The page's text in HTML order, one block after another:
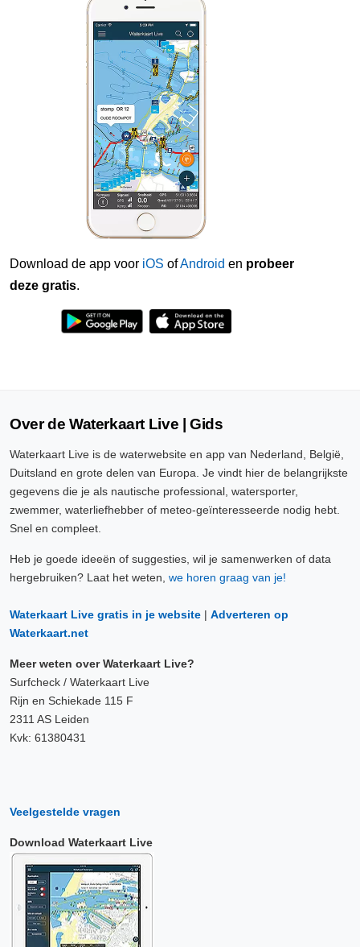
Download de app voor iOS ofAndroid en probeer
deze gratis.
Over de Waterkaart Live | Gids
Waterkaart Live is de waterwebsite en app van Nederland, België,
Duitsland en grote delen van Europa. Je vindt hier de belangrijkste
gegevens die je als nautische professional, watersporter,
zwemmer, waterliefhebber of meteo-geïnteresseerde nodig hebt.
Snel en compleet.
Heb je goede ideeën of suggesties, wil je samenwerken of data
hergebruiken? Laat het weten, we horen graag van je!
Waterkaart Live gratis in je website | Adverteren op
Waterkaart.net
Meer weten over Waterkaart Live?
Surfcheck / Waterkaart Live
Rijn en Schiekade 115 F
2311 AS Leiden
Kvk: 61380431
Veelgestelde vragen
Download Waterkaart Live